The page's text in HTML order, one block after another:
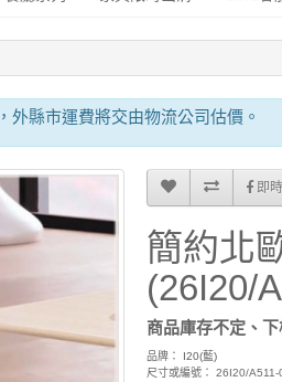
外縣市運費將交由物流公司估價。
即
簡約北
(26I20/
商品庫存不定、
品牌：
I20(藍)
尺寸或編號： 26I20/A511-